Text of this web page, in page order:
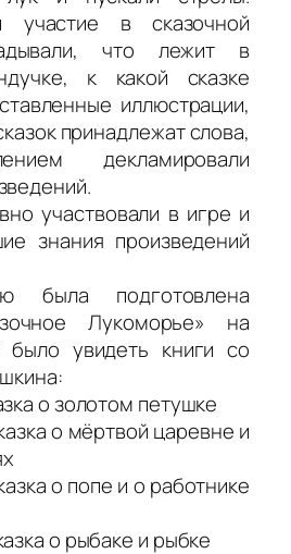
участие в сказочной
что лежит в
к какой сказке
иллюстрации,
принадлежат слова,
декламировали
участвовали в игре и
знания произведений
была подготовлена
Лукоморье» на
увидеть книги со
о золотом петушке
о мёртвой царевне и
о попе и о работнике
о рыбаке и рыбке